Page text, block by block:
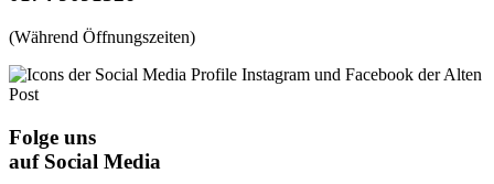
(Während Öffnungszeiten)
Folge uns
auf Social Media